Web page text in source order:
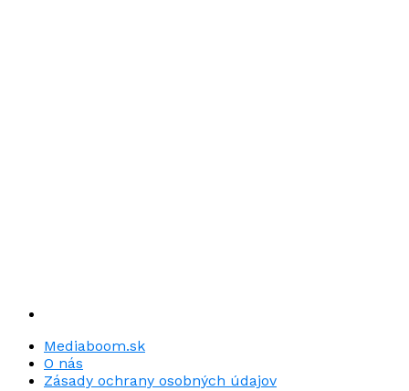
Mediaboom.sk
O nás
Zásady ochrany osobných údajov